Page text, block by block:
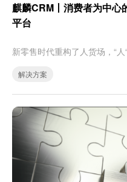
麒麟CRM丨消费者为中心
平台
解决方案